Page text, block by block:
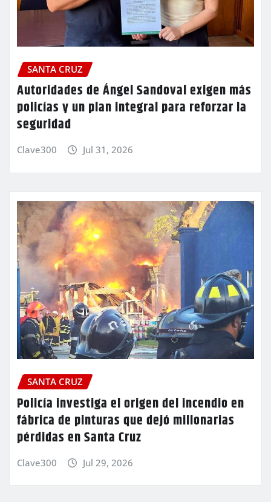
SANTA CRUZ
Autoridades de Ángel Sandoval exigen más
policías y un plan integral para reforzar la
seguridad
Clave300 Jul 31, 2026
SANTA CRUZ
Policía investiga el origen del incendio en
fábrica de pinturas que dejó millonarias
pérdidas en Santa Cruz
Clave300 Jul 29, 2026